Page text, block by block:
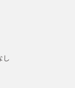
し